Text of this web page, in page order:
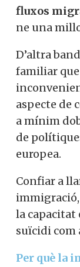
fluxos
ne una
D’altra
familiar
aspecte de
a mínim
de
europea.
Confiar a
la capacitat
suïcidi com
Per què la